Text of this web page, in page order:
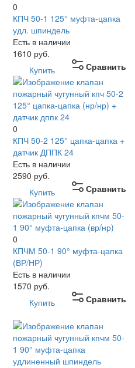
0
КПЧ 50-1 125° муфта-цапка
удл. шпиндель
Есть в наличии
1610 руб.
Сравнить
Купить
0
КПЧ 50-2 125° цапка-цапка +
датчик ДППК 24
Есть в наличии
2590 руб.
Сравнить
Купить
0
КПЧМ 50-1 90° муфта-цапка
(ВР/НР)
Есть в наличии
1570 руб.
Сравнить
Купить